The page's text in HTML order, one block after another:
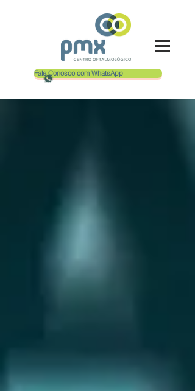
Fale Conosco com WhatsApp